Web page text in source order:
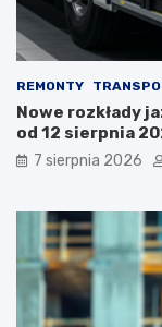
REMONTY
Nowe rozkłady
od 12 sierpnia
7 sierpnia 2026